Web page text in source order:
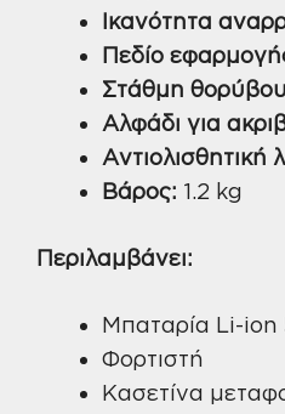
Ικανότητα
Πεδίο
Στάθμη
Αλφάδι για
Αντιολισθητική
Βάρος: 1.2 kg
Περιλαμβάνει:
Μπαταρία Li-ion
Φορτιστή
Κασετίνα